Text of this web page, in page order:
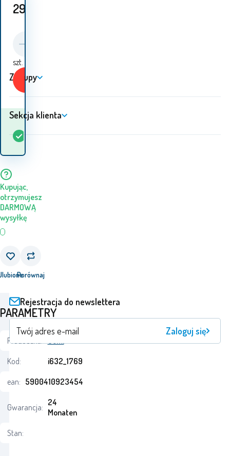
296
szt.
Kup
1 szt. towar? 12.08. - 13.08.
Kupując,
otrzymujesz
DARMOWĄ
wysyłkę
Porównaj
PARAMETRY
Producent: Jumi
Kod:
i632_1769
ean: 5900410923454
Gwarancja: 24
Monaten
Stan:
Zakupy
Sekcja klienta
Rejestracja do newslettera
Zaloguj się